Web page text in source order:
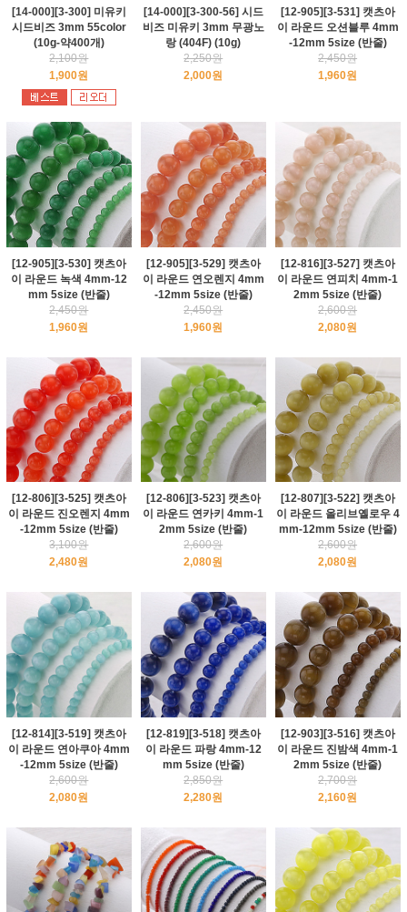
[14-000][3-300] 미유키
시드비즈 3mm 55color
(10g-약400개)
2,100원
1,900원
[14-000][3-300-56] 시드
비즈 미유키 3mm 무광노
랑 (404F) (10g)
2,250원
2,000원
[12-905][3-531] 캣츠아
이 라운드 오션블루 4mm
-12mm 5size (반줄)
2,450원
1,960원
[12-905][3-530] 캣츠아
이 라운드 녹색 4mm-12
mm 5size (반줄)
2,450원
1,960원
[12-905][3-529] 캣츠아
이 라운드 연오렌지 4mm
-12mm 5size (반줄)
2,450원
1,960원
[12-816][3-527] 캣츠아
이 라운드 연피치 4mm-1
2mm 5size (반줄)
2,600원
2,080원
[12-806][3-525] 캣츠아
이 라운드 진오렌지 4mm
-12mm 5size (반줄)
3,100원
2,480원
[12-806][3-523] 캣츠아
이 라운드 연카키 4mm-1
2mm 5size (반줄)
2,600원
2,080원
[12-807][3-522] 캣츠아
이 라운드 올리브옐로우 4
mm-12mm 5size (반줄)
2,600원
2,080원
[12-814][3-519] 캣츠아
이 라운드 연아쿠아 4mm
-12mm 5size (반줄)
2,600원
2,080원
[12-819][3-518] 캣츠아
이 라운드 파랑 4mm-12
mm 5size (반줄)
2,850원
2,280원
[12-903][3-516] 캣츠아
이 라운드 진밤색 4mm-1
2mm 5size (반줄)
2,700원
2,160원